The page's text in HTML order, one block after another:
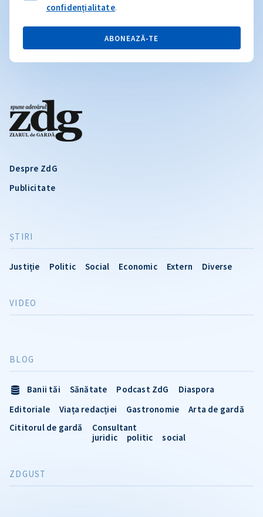
Despre ZdG
Publicitate
ŞTIRI
Justiție Politic Social Economic Extern Diverse
VIDEO
BLOG
Banii tăi Sănătate Podcast ZdG
Diaspora
Editoriale
Viața redacției Gastronomie
Arta de gardă
Cititorul de gardă
Consultant
juridic
politic social
ZDGUST
confidențialitate.
ABONEAZĂ-TE